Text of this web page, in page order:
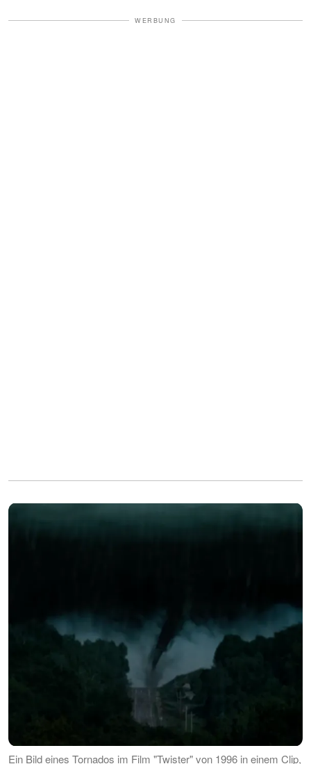
WERBUNG
Ein Bild eines Tornados im Film "Twister" von 1996 in einem Clip,